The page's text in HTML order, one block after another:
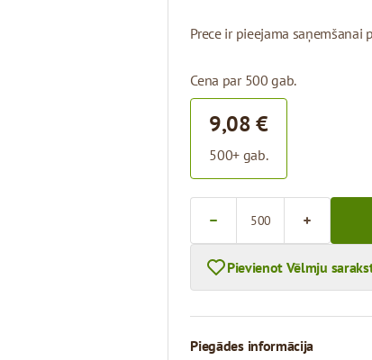
Prece ir pieejama saņemšanai
Cena par 500 gab.
9,08 €
500+ gab.
Pievienot Vēlmju
Piegādes informācija